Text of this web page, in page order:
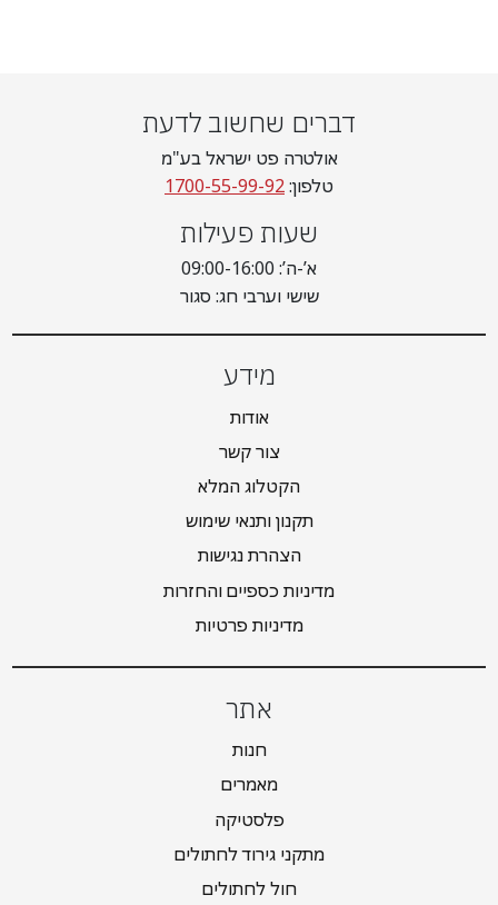
דברים שחשוב לדעת
אולטרה פט ישראל בע"מ
טלפון:1700-55-99-92
שעות פעילות
א’-ה’: 09:00-16:00
שישי וערבי חג: סגור
מידע
אודות
צור קשר
הקטלוג המלא
תקנון ותנאי שימוש
הצהרת נגישות
מדיניות כספיים והחזרות
מדיניות פרטיות
אתר
חנות
מאמרים
פלסטיקה
מתקני גירוד לחתולים
חול לחתולים